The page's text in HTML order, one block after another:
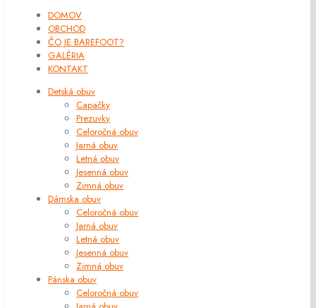
DOMOV
OBCHOD
ČO JE BAREFOOT?
GALÉRIA
KONTAKT
Detská obuv
Capačky
Prezuvky
Celoročná obuv
Jarná obuv
Letná obuv
Jesenná obuv
Zimná obuv
Dámska obuv
Celoročná obuv
Jarná obuv
Letná obuv
Jesenná obuv
Zimná obuv
Pánska obuv
Celoročná obuv